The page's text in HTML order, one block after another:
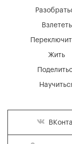
Взлететь
Жить